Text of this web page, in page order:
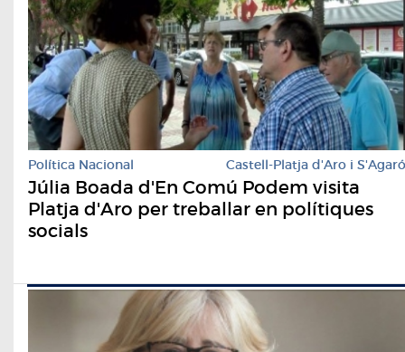
Política Nacional Castell-Platja d'Aro i S'Agaró
Júlia Boada d'En Comú Podem visita
Platja d'Aro per treballar en polítiques
socials